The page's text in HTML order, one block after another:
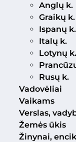
Anglų k.
Graikų k.
Ispanų k.
Italų k.
Lotynų k.
Rusų k.
Vadovėliai
Vaikams
Verslas,
Žemės ūkis
Žinynai,